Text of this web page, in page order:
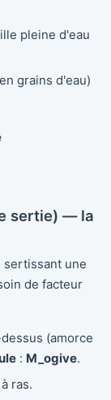
pleine d'eau
grains d'eau)
sertie) — la
sertissant une
de facteur
(amorce
: M_ogive.
ras.